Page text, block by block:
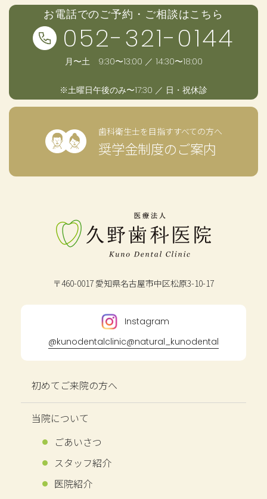
お電話でのご予約・ご相談はこちら
052-321-0144
月〜土 9:30〜13:00 ／ 14:30〜18:00
※土曜日午後のみ〜17:30 ／ 日・祝休診
歯科衛生士を目指すすべての方へ
奨学金制度のご案内
〒460-0017 愛知県名古屋市中区松原3-10-17
Instagram
@kunodentalclinic@natural_kunodental
初めてご来院の方へ
当院について
ごあいさつ
スタッフ紹介
医院紹介